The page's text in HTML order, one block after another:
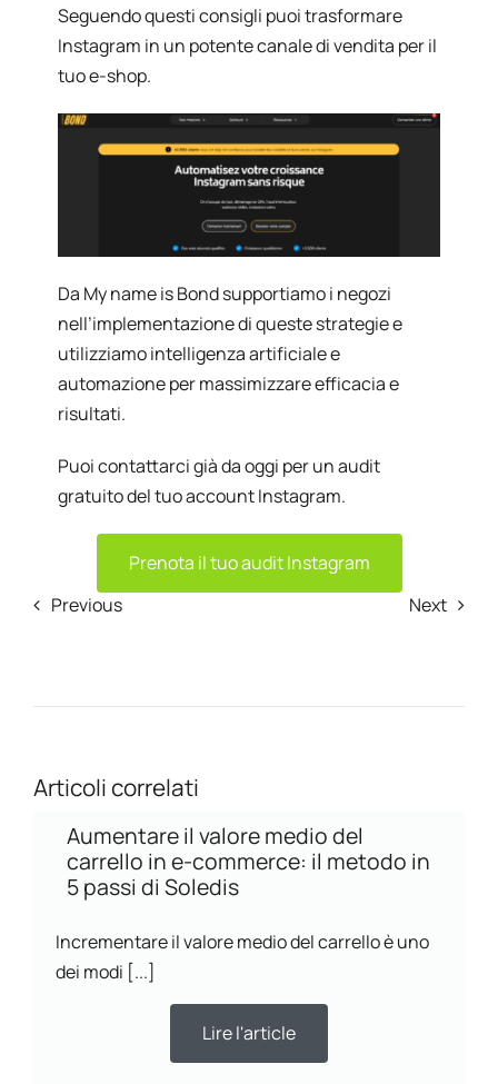
Seguendo questi consigli puoi trasformare
Instagram in un potente canale di vendita per il
tuo e-shop.
Da My name is Bond supportiamo i negozi
nell’implementazione di queste strategie e
utilizziamo intelligenza artificiale e
automazione per massimizzare efficacia e
risultati.
Puoi contattarci già da oggi per un audit
gratuito del tuo account Instagram.
Prenota il tuo audit Instagram
Previous
Next
Articoli correlati
Aumentare il valore medio del
carrello in e-commerce: il metodo in
5 passi di Soledis
Incrementare il valore medio del carrello è uno
dei modi [...]
Lire l'article